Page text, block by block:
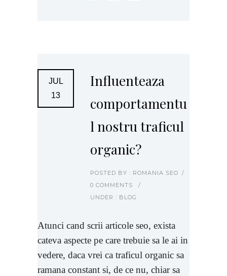
JUL
13
Influenteaza
comportamentu
l nostru traficul
organic?
POSTED BY : ROMANIA SEO /
0 COMMENTS
/
UNDER : BLOG
Atunci cand scrii articole seo, exista
cateva aspecte pe care trebuie sa le ai in
vedere, daca vrei ca traficul organic sa
ramana constant si, de ce nu, chiar sa